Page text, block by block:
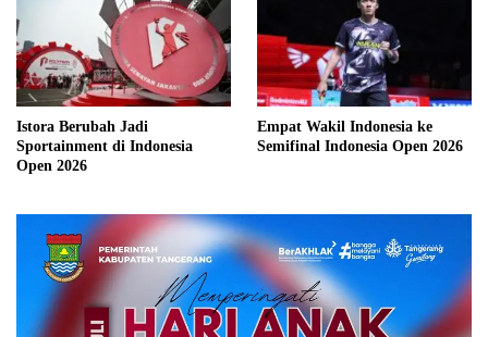
Istora Berubah Jadi
Sportainment di Indonesia
Open 2026
Empat Wakil Indonesia ke
Semifinal Indonesia Open 2026